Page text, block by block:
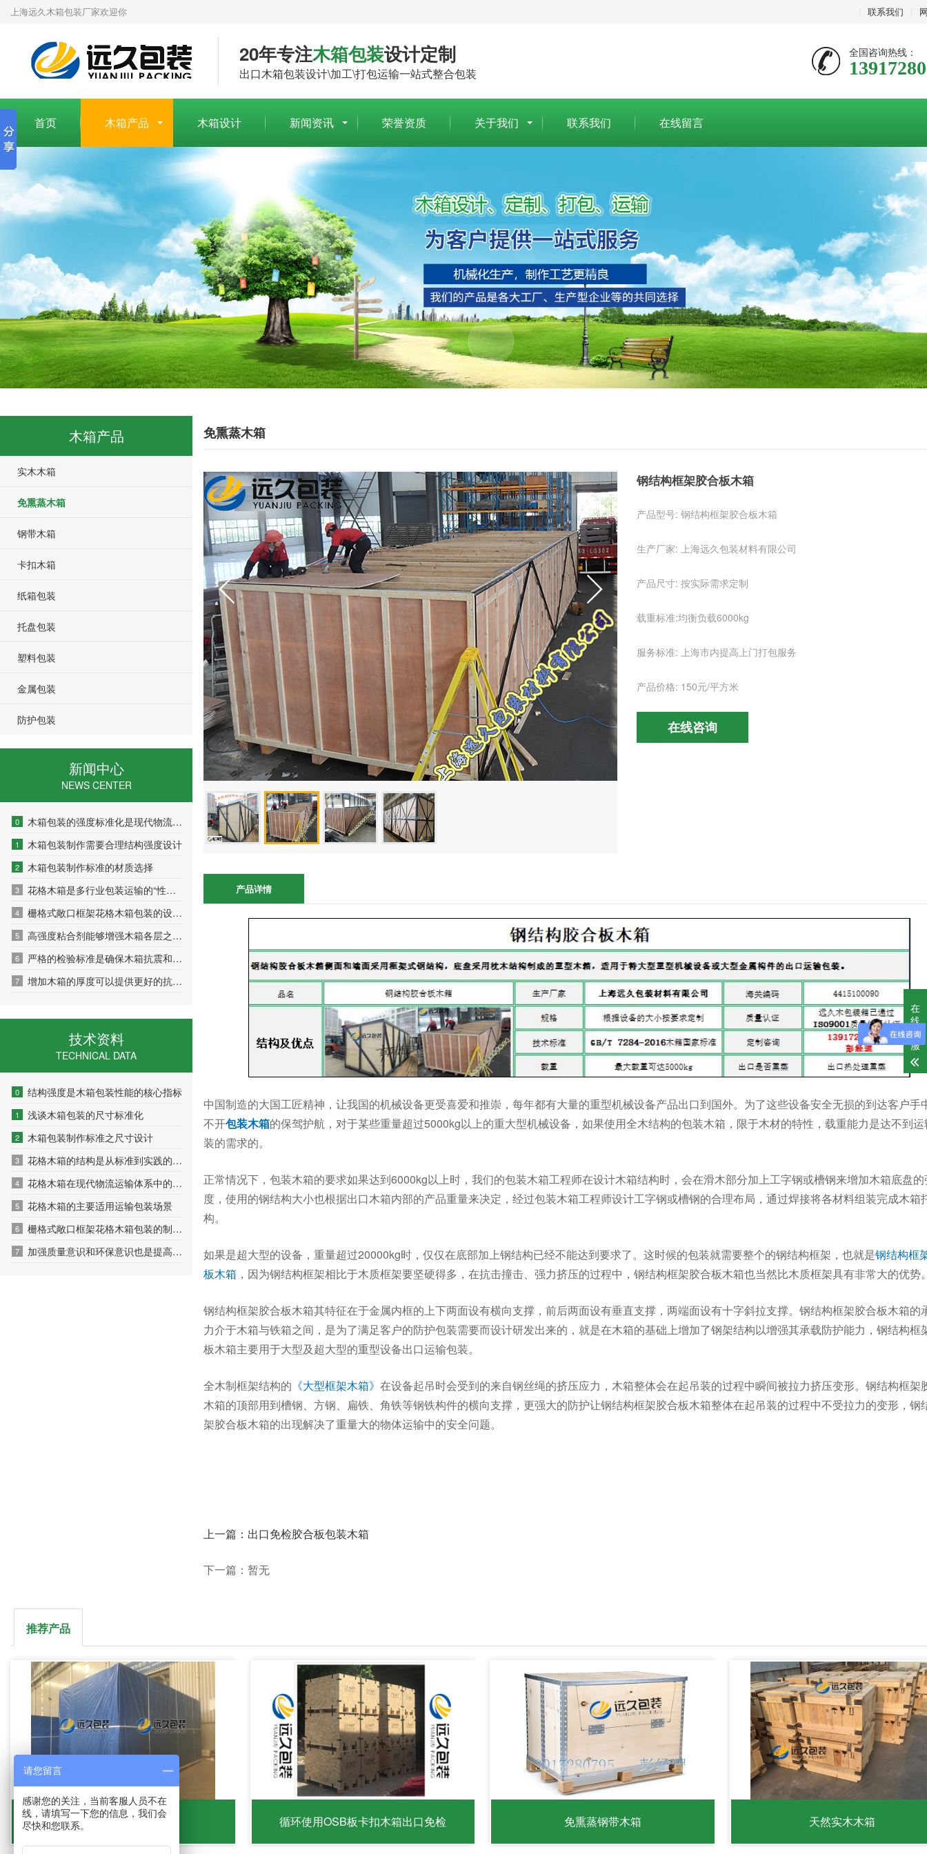
联系我们
上海远久木箱包装厂家欢迎你
20年专注木箱包装设计定制
出口木箱包装设计\加工\打包运输一站式整合包装
全国咨询热线：
首页 木箱产品 木箱设计 新闻资讯 荣誉资质 关于我们 联系我们 在线留言
免熏蒸木箱
钢结构框架胶合板木箱
产品型号: 钢结构框架胶合板木箱
生产厂家: 上海远久包装材料有限公司
产品尺寸: 按实际需求定制
载重标准:均衡负载6000kg
服务标准: 上海市内提高上门打包服务
产品价格: 150元/平方米
在线咨询
产品详情
中国制造的大国工匠精神，让我国的机械设备更受喜爱和推崇，每年都有大量的重型机械设备产品出口到国外。为了这些设备安全无损的到达客户手
不开包装木箱的保驾护航，对于某些重量超过5000kg以上的重大型机械设备，如果使用全木结构的包装木箱，限于木材的特性，载重能力是达不到
装的需求的。
正常情况下，包装木箱的要求如果达到6000kg以上时，我们的包装木箱工程师在设计木箱结构时，会在滑木部分加上工字钢或槽钢来增加木箱底盘
度，使用的钢结构大小也根据出口木箱内部的产品重量来决定，经过包装木箱工程师设计工字钢或槽钢的合理布局，通过焊接将各材料组装完成木箱
构。
如果是超大型的设备，重量超过20000kg时，仅仅在底部加上钢结构已经不能达到要求了。这时候的包装就需要整个的钢结构框架，也就是钢结构框
板木箱 ，因为钢结构框架相比于木质框架要坚硬得多，在抗击撞击、强力挤压的过程中，钢结构框架胶合板木箱也当然比木质框架具有非常大的优势
钢结构框架胶合板木箱其特征在于金属内框的上下两面设有横向支撑，前后两面设有垂直支撑，两端面设有十字斜拉支撑。钢结构框架胶合板木箱的
力介于木箱与铁箱之间，是为了满足客户的防护包装需要而设计研发出来的，就是在木箱的基础上增加了钢架结构以增强其承载防护能力，钢结构框
板木箱主要用于大型及超大型的重型设备出口运输包装。
全木制框架结构的 《大型框架木箱》 在设备起吊时会受到的来自钢丝绳的挤压应力，木箱整体会在起吊装的过程中瞬间被拉力挤压变形。钢结构框架
木箱的顶部用到槽钢、方钢、扁铁、角铁等钢铁构件的横向支撑，更强大的防护让钢结构框架胶合板木箱整体在起吊装的过程中不受拉力的变形，钢
架胶合板木箱的出现解决了重量大的物体运输中的安全问题。
上一篇：出口免检胶合板包装木箱
下一篇：暂无
木箱产品
实木木箱
免熏蒸木箱
钢带木箱
卡扣木箱
纸箱包装
托盘包装
塑料包装
金属包装
防护包装
新闻中心
NEWS CENTER
0 木箱包装的强度标准化是现代物流安全的基石
1 木箱包装制作需要合理结构强度设计
2 木箱包装制作标准的材质选择
3 花格木箱是多行业包装运输的“性价比之选”
4 栅格式敞口框架花格木箱包装的设计原则
5 高强度粘合剂能够增强木箱各层之间的粘结力
6 严格的检验标准是确保木箱抗震和耐压性能的关键环节
7 增加木箱的厚度可以提供更好的抗冲击和抗压性能
技术资料
TECHNICAL DATA
0 结构强度是木箱包装性能的核心指标
1 浅谈木箱包装的尺寸标准化
2 木箱包装制作标准之尺寸设计
3 花格木箱的结构是从标准到实践的精密设计
4 花格木箱在现代物流运输体系中的实用优势
5 花格木箱的主要适用运输包装场景
6 栅格式敞口框架花格木箱包装的制作流程
7 加强质量意识和环保意识也是提高木箱性能的重要方面
推荐产品
海运出口免熏蒸木箱 循环使用OSB板卡扣木箱出口免检 免熏蒸钢带木箱 天然实木木箱
在
线
客
服
请您留言
感谢您的关注，当前客服人员不在
线，请填写一下您的信息，我们会
尽快和您联系。